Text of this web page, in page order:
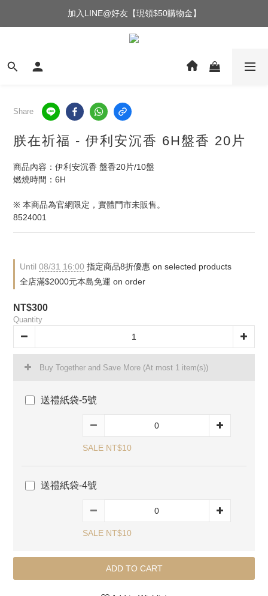
加入LINE@好友【現領$50購物金】
Share
朕在祈福 - 伊利安沉香 6H盤香 20片
商品內容：伊利安沉香 盤香20片/10盤
燃燒時間：6H
※ 本商品為官網限定，實體門市未販售。
8524001
Until 08/31 16:00 指定商品8折優惠 on selected products
全店滿$2000元本島免運 on order
NT$300
Quantity
Buy Together and Save More (At most 1 item(s))
送禮紙袋-5號
SALE NT$10
送禮紙袋-4號
SALE NT$10
ADD TO CART